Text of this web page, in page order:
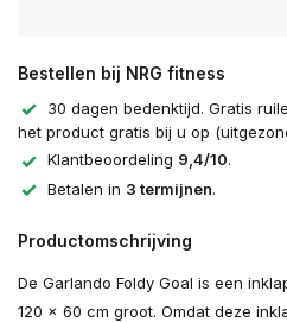
Bestellen bij NRG fitness
30 dagen bedenktijd. Gratis
het product gratis bij u op
Klantbeoordeling 9,4/10.
Betalen in 3 termijnen.
Productomschrijving
De Garlando Foldy Goal is een
120 x 60 cm groot. Omdat deze